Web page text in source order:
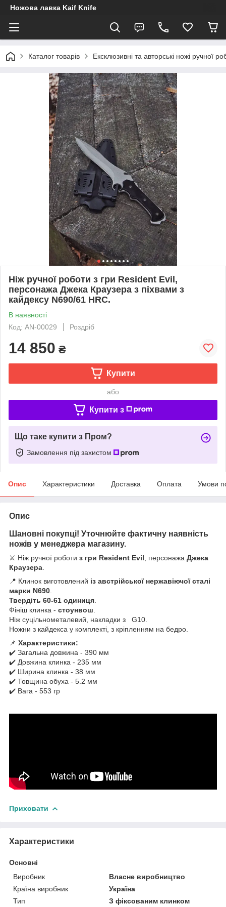
Ножова лавка Kaif Knife
Каталог товарів Ексклюзивні та авторські ножі ручної
Ніж ручної роботи з гри Resident Evil,
персонажа Джека Краузера з піхвами з
кайдексу N690/61 HRC.
В наявності
Код: AN-00029
Роздріб
14 850 ₴
Купити
або
Купити з
Що таке купити з Пром?
Замовлення під захистом
Опис Характеристики Доставка Оплата Умови
Опис
Шановні покупці! Уточнюйте фактичну наявність
ножів у менеджера магазину.
⚔️ Ніж ручної роботи з гри Resident Evil , персонажа Джека
Краузера
📍 Клинок виготовлений із австрійської нержавіючої сталі
марки N690
Твердіть 60-61 одиниця
Фініш клинка - стоунвош
Ніж суцільнометалевий, накладки з G10.
Ножни з кайдекса у комплекті, з кріпленням на бедро.
📌 Характеристики:
✔️ Загальна довжина - 390 мм
✔️ Довжина клинка - 235 мм
✔️ Ширина клинка - 38 мм
✔️ Товщина обуха - 5.2 мм
✔️ Вага - 553 гр
Приховати
Характеристики
Основні
Виробник
Власне виробництво
Країна виробник
Україна
Тип
З фіксованим клинком